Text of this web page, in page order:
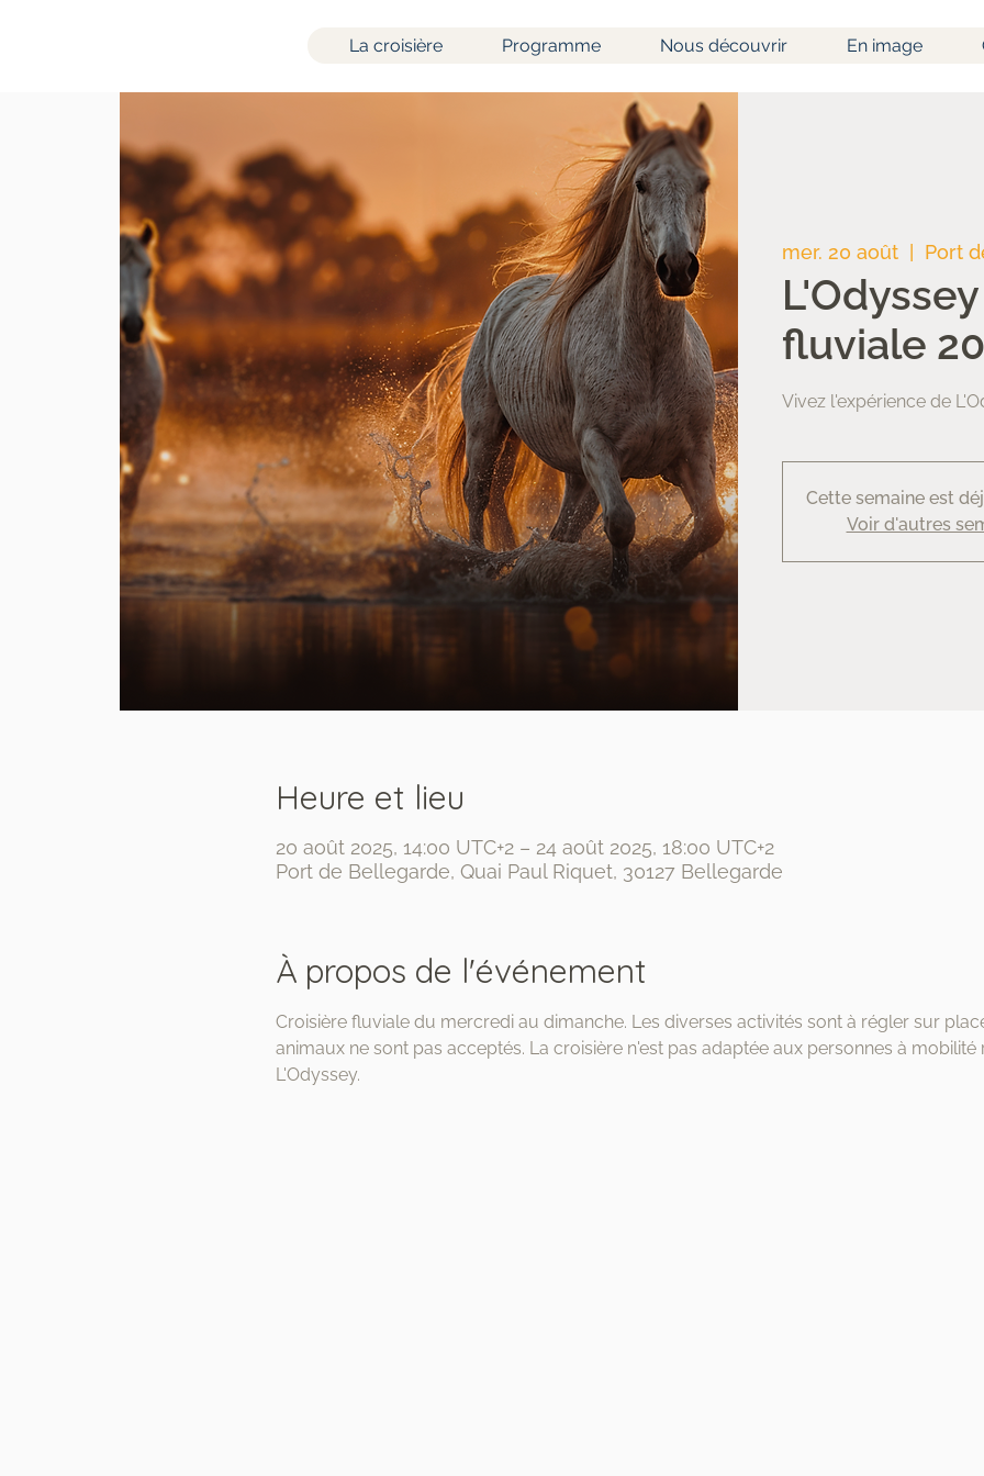
La croisière Programme Nous découvrir En image
mer. 20 août Port
fluviale
Vivez l'expérience de
Cette semaine est
Voir d'autres
Heure et lieu
20 août 2025, 14:00 UTC+2 – 24 août 2025, 18:00 UTC+2
Port de Bellegarde, Quai Paul Riquet, 30127 Bellegarde
À propos de l'événement
Croisière fluviale du mercredi au dimanche. Les diverses activités sont à régler sur
animaux ne sont pas acceptés. La croisière n'est pas adaptée aux personnes à mobilité
L'Odyssey.